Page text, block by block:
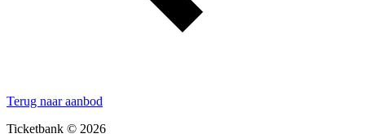
Terug naar aanbod
Ticketbank © 2026